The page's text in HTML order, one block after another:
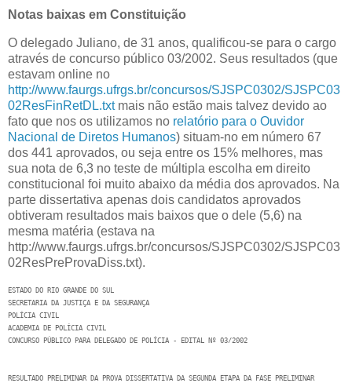
Notas baixas em Constituição
O delegado Juliano, de 31 anos, qualificou-se para o cargo
através de concurso público 03/2002. Seus resultados (que
estavam online no
http://www.faurgs.ufrgs.br/concursos/SJSPC0302/SJSPC03
02ResFinRetDL.txtmais não estão mais talvez devido ao
fato que nos os utilizamos no relatório para o Ouvidor
Nacional de Diretos Humanos) situam-no em número 67
dos 441 aprovados, ou seja entre os 15% melhores, mas
sua nota de 6,3 no teste de múltipla escolha em direito
constitucional foi muito abaixo da média dos aprovados. Na
parte dissertativa apenas dois candidatos aprovados
obtiveram resultados mais baixos que o dele (5,6) na
mesma matéria (estava na
http://www.faurgs.ufrgs.br/concursos/SJSPC0302/SJSPC03
02ResPreProvaDiss.txt).
ESTADO DO RIO GRANDE DO SUL
SECRETARIA DA JUSTIÇA E DA SEGURANÇA
POLÍCIA CIVIL
ACADEMIA DE POLÍCIA CIVIL
CONCURSO PÚBLICO PARA DELEGADO DE POLÍCIA - EDITAL Nº 03/2002
RESULTADO PRELIMINAR DA PROVA DISSERTATIVA DA SEGUNDA ETAPA DA FASE PRELIMINAR